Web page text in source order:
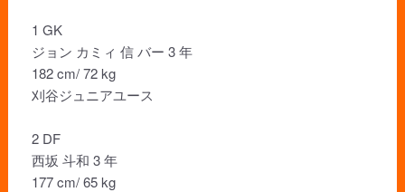
1 GK
ジョン カミィ 信 バー 3 年
182 cm/ 72 kg
刈谷ジュニアユース
2 DF
西坂 斗和 3 年
177 cm/ 65 kg